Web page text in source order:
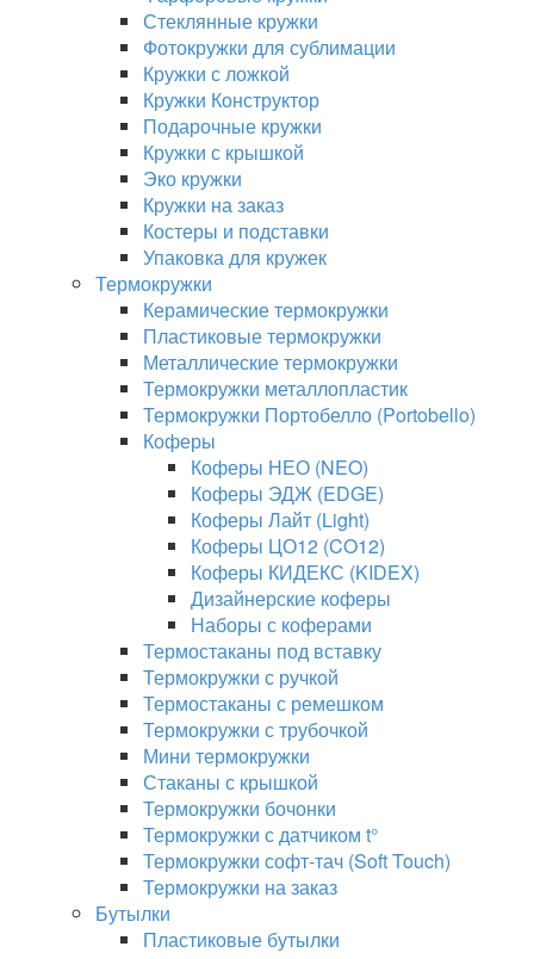
Стеклянные кружки
Фотокружки для сублимации
Кружки с ложкой
Кружки Конструктор
Подарочные кружки
Кружки с крышкой
Эко кружки
Кружки на заказ
Костеры и подставки
Упаковка для кружек
Термокружки
Керамические термокружки
Пластиковые термокружки
Металлические термокружки
Термокружки металлопластик
Термокружки Портобелло (Portobello)
Коферы
Коферы НЕО (NEO)
Коферы ЭДЖ (EDGE)
Коферы Лайт (Light)
Коферы ЦО12 (CO12)
Коферы КИДЕКС (KIDEX)
Дизайнерские коферы
Наборы с коферами
Термостаканы под вставку
Термокружки с ручкой
Термостаканы с ремешком
Термокружки с трубочкой
Мини термокружки
Стаканы с крышкой
Термокружки бочонки
Термокружки с датчиком t°
Термокружки софт-тач (Soft Touch)
Термокружки на заказ
Бутылки
Пластиковые бутылки